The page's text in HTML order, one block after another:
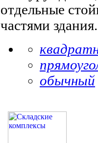
отдельные
частями
обычный